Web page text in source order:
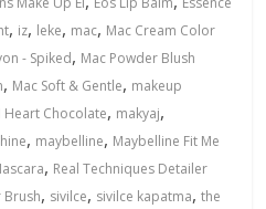
, iz, leke, mac, Mac Cream Color
- Spiked, Mac Powder Blush
, Mac Soft & Gentle, makeup
Heart Chocolate, makyaj,
, maybelline, Maybelline Fit Me
, Real Techniques Detailer
Brush, sivilce, sivilce kapatma,the